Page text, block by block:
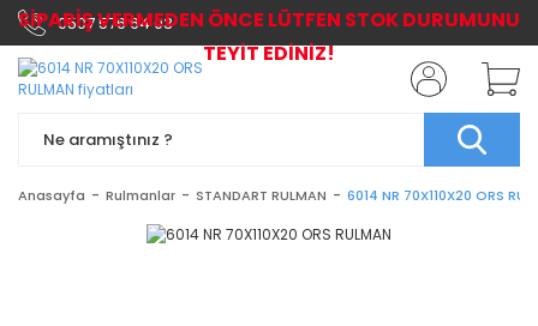
0507 576 64 03
Anasayfa Rulmanlar STANDART RULMAN 6014 NR 70X110X20 ORS
SİPARİŞ VERMEDEN ÖNCE LÜTFEN STOK DURUMUNU
TEYİT EDİNİZ!